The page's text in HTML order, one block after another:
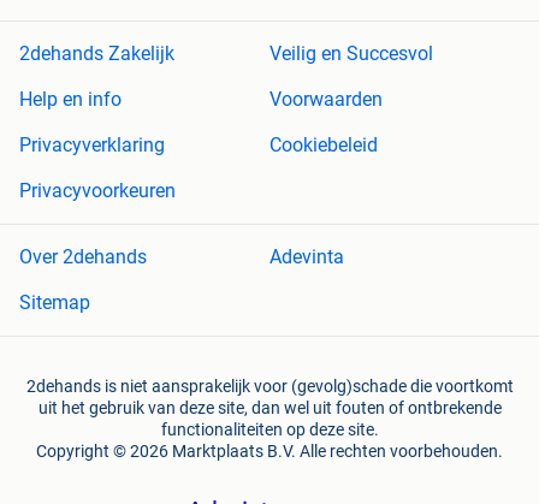
2dehands Zakelijk
Veilig en Succesvol
Help en info
Voorwaarden
Privacyverklaring
Cookiebeleid
Privacyvoorkeuren
Over 2dehands
Adevinta
Sitemap
2dehands is niet aansprakelijk voor (gevolg)schade die voortkomt
uit het gebruik van deze site, dan wel uit fouten of ontbrekende
functionaliteiten op deze site.
Copyright © 2026 Marktplaats B.V. Alle rechten voorbehouden.